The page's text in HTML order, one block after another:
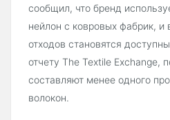
сообщил, что бренд
нейлон с ковровых фабрик, и
отходов становятся
отчету The Textile Exchange,
составляют менее одного
волокон.